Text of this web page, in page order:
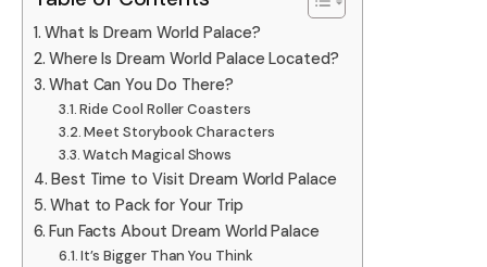
What Is Dream World Palace?
Where Is Dream World Palace Located?
What Can You Do There?
Ride Cool Roller Coasters
Meet Storybook Characters
Watch Magical Shows
Best Time to Visit Dream World Palace
What to Pack for Your Trip
Fun Facts About Dream World Palace
It’s Bigger Than You Think